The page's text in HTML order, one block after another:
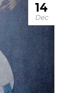
14
Dec